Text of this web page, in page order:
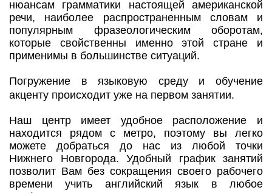
нюансам грамматики настоящей американской
речи, наиболее распространенным словам и
популярным фразеологическим оборотам,
которые свойственны именно этой стране и
применимы в большинстве ситуаций.
Погружение в языковую среду и обучение
акценту происходит уже на первом занятии.
Наш центр имеет удобное расположение и
находится рядом с метро, поэтому вы легко
можете добраться до нас из любой точки
Нижнего Новгорода. Удобный график занятий
позволит Вам без сокращения своего рабочего
времени учить английский язык в любое